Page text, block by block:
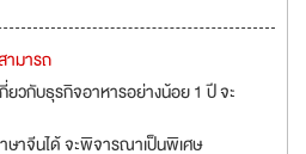
มารถ
ยวกับธุรกิจอาหารอย่างน้อย 1 ปี จะ
าจีนได้ จะพิจารณาเป็นพิเศษ